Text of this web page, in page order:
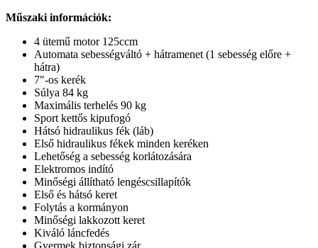
Műszaki információk:
4 ütemű motor 125ccm
Automata sebességváltó + hátramenet (1 sebesség előre +
hátra)
7″-os kerék
Súlya 84 kg
Maximális terhelés 90 kg
Sport kettős kipufogó
Hátsó hidraulikus fék (láb)
Első hidraulikus fékek minden keréken
Lehetőség a sebesség korlátozására
Elektromos indító
Minőségi állítható lengéscsillapítók
Első és hátsó keret
Folytás a kormányon
Minőségi lakkozott keret
Kiváló láncfedés
Gyermek biztonsági zár